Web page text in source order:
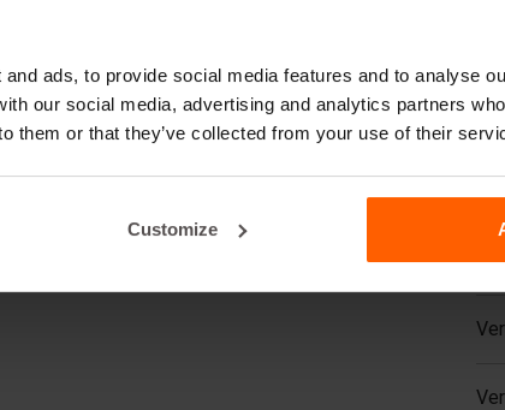
ads, to provide social media features and to analyse
our social media, advertising and analytics partners
them or that they’ve collected from your use of their
Customize